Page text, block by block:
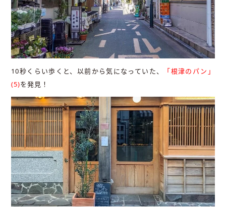
10秒くらい歩くと、以前から気になっていた、
「根津のパン」
(5)を発見！